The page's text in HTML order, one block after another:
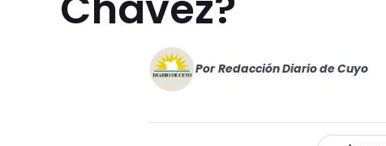
Por Redacción Diario de Cuyo